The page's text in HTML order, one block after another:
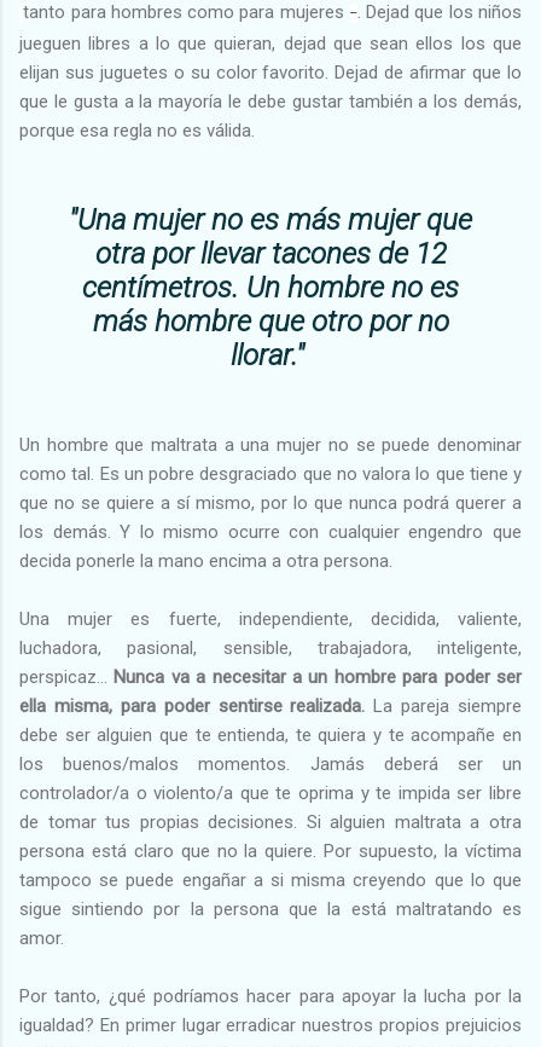
tanto para hombres como para mujeres –. Dejad que los niños
jueguen libres a lo que quieran, dejad que sean ellos los que
elijan sus juguetes o su color favorito. Dejad de afirmar que lo
que le gusta a la mayoría le debe gustar también a los demás,
porque esa regla no es válida.
"Una mujer no es más mujer que
otra por llevar tacones de 12
centímetros. Un hombre no es
más hombre que otro por no
llorar."
Un hombre que maltrata a una mujer no se puede denominar
como tal. Es un pobre desgraciado que no valora lo que tiene y
que no se quiere a sí mismo, por lo que nunca podrá querer a
los demás. Y lo mismo ocurre con cualquier engendro que
decida ponerle la mano encima a otra persona.
Una mujer es fuerte, independiente, decidida, valiente,
luchadora, pasional, sensible, trabajadora, inteligente,
perspicaz… Nunca va a necesitar a un hombre para poder ser
ella misma, para poder sentirse realizada. La pareja siempre
debe ser alguien que te entienda, te quiera y te acompañe en
los buenos/malos momentos. Jamás deberá ser un
controlador/a o violento/a que te oprima y te impida ser libre
de tomar tus propias decisiones. Si alguien maltrata a otra
persona está claro que no la quiere. Por supuesto, la víctima
tampoco se puede engañar a si misma creyendo que lo que
sigue sintiendo por la persona que la está maltratando es
amor.
Por tanto, ¿qué podríamos hacer para apoyar la lucha por la
igualdad? En primer lugar erradicar nuestros propios prejuicios